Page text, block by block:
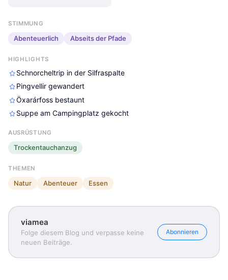
viamea
viamea
STIMMUNG
Abenteuerlich Abseits der Pfade
HIGHLIGHTS
Schnorcheltrip in der Silfraspalte
Pingvellir gewandert
Öxarárfoss bestaunt
Suppe am Campingplatz gekocht
AUSRÜSTUNG
Trockentauchanzug
THEMEN
Natur Abenteuer Essen
viamea
Folge diesem Blog und verpasse keine
neuen Beiträge.
Abonnieren
viamea